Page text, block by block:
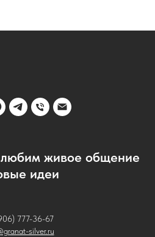
живое общение
идеи
777-36-67
silver.ru